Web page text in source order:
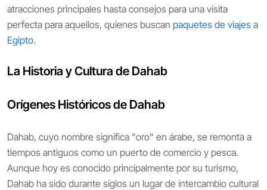
atracciones principales hasta consejos para una visita
perfecta para aquellos, quienes buscan paquetes de viajes a
Egipto.
La Historia y Cultura de Dahab
Orígenes Históricos de Dahab
Dahab, cuyo nombre significa "oro" en árabe, se remonta a
tiempos antiguos como un puerto de comercio y pesca.
Aunque hoy es conocido principalmente por su turismo,
Dahab ha sido durante siglos un lugar de intercambio cultural